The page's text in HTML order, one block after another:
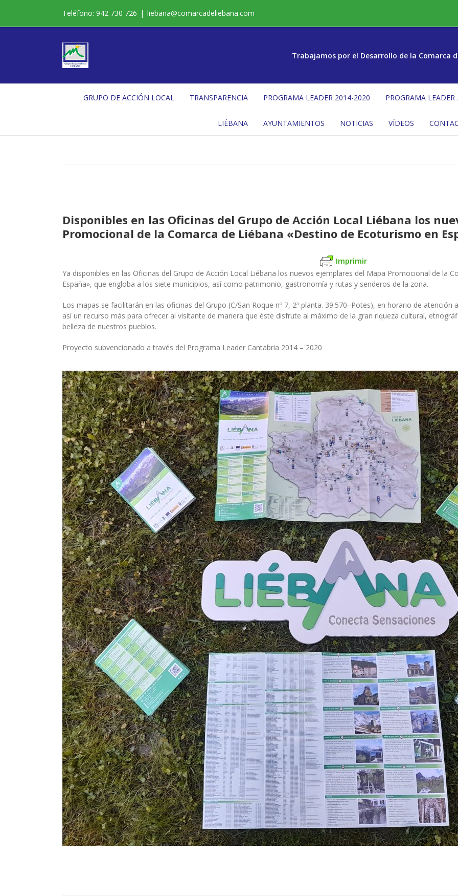
contenido
Teléfono: 942 730 726 | liebana@comarcadeliebana.com
Trabajamos por el Desarrollo de la Comarca
GRUPO DE ACCIÓN LOCAL TRANSPARENCIA PROGRAMA LEADER 2014-2020 PROGRAMA
LIÉBANA AYUNTAMIENTOS NOTICIAS VÍDEOS
Disponibles en las Oficinas del Grupo de Acción Local Liébana los
Promocional de la Comarca de Liébana «Destino de Ecoturismo en
Imprimir
Ya disponibles en las Oficinas del Grupo de Acción Local Liébana los nuevos ejemplares del Mapa Promocional de la
España», que engloba a los siete municipios, así como patrimonio, gastronomía y rutas y senderos de la zona.
Los mapas se facilitarán en las oficinas del Grupo (C/San Roque nº 7, 2ª planta. 39.570–Potes), en horario de
así un recurso más para ofrecer al visitante de manera que éste disfrute al máximo de la gran riqueza cultural,
belleza de nuestros pueblos.
Proyecto subvencionado a través del Programa Leader Cantabria 2014 – 2020